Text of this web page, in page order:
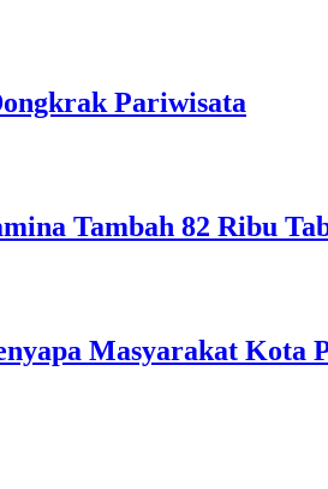
Pariwisata
Tambah 82 Ribu
Masyarakat Kota